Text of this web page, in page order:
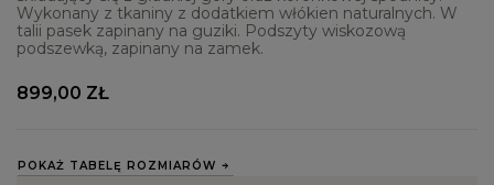
Wykonany z tkaniny z dodatkiem włókien naturalnych. W
talii pasek zapinany na guziki. Podszyty wiskozową
podszewką, zapinany na zamek.
POKAŻ TABELĘ ROZMIARÓW
899,00 ZŁ